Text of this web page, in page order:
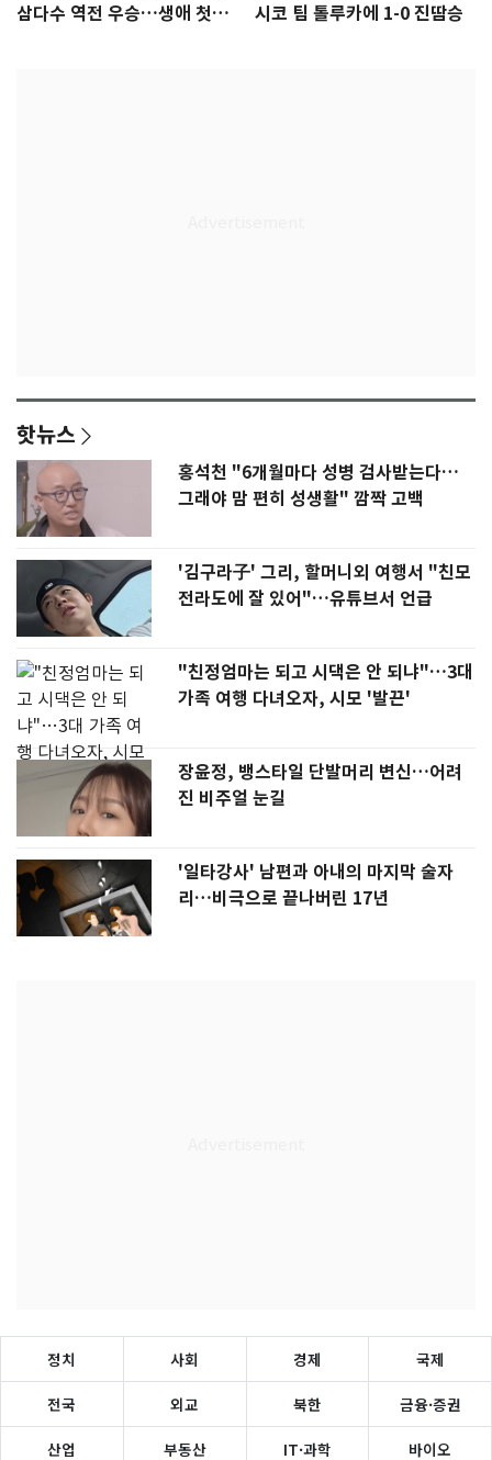
삼다수 역전 우승…생애 첫승
시코 팀 톨루카에 1-0 진땀승
핫뉴스
홍석천 "6개월마다 성병 검사받는다…
그래야 맘 편히 성생활" 깜짝 고백
'김구라子' 그리, 할머니외 여행서 "친모
전라도에 잘 있어"…유튜브서 언급
"친정엄마는 되고 시댁은 안 되냐"…3대
가족 여행 다녀오자, 시모 '발끈'
장윤정, 뱅스타일 단발머리 변신…어려
진 비주얼 눈길
'일타강사' 남편과 아내의 마지막 술자
리…비극으로 끝나버린 17년
정치 사회 경제 국제
전국 외교 북한 금융·증권
산업 부동산 IT·과학 바이오